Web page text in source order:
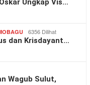
Ungkap Vis…
6356 Dilihat
dan Krisdayant…
Wagub Sulut,